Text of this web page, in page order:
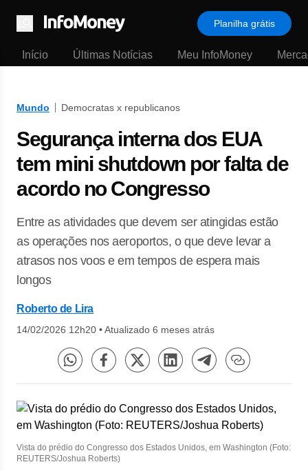
Menu
Planilha grátis
Início Últimas Notícias Meu InfoMoney
Mundo Democratas x republicanos
Segurança interna dos EUA
tem mini shutdown por falta de
acordo no Congresso
Entre as atividades que devem ser atingidas estão
as operações nos aeroportos, o que deve levar a
atrasos nos voos e em tempos de espera mais
longos
Roberto de Lira
14/02/2026 12h20 •Atualizado 6 meses atrás
Vista do prédio do Congresso dos Estados Unidos, em Washington (Foto:
REUTERS/Joshua Roberts)